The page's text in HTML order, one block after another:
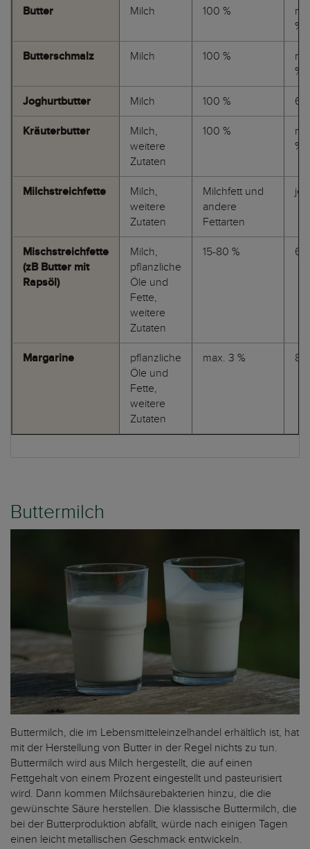
Butter Milch 100 %
%
Butterschmalz Milch 100 %
%
Joghurtbutter Milch 100 %
Kräuterbutter
Milch,
weitere
Zutaten
100 %
%
Milchstreichfette
Milch,
weitere
Zutaten
Milchfett und
andere
Fettarten
je
Mischstreichfette
(zB Butter mit
Rapsöl)
Milch,
pflanzliche
Öle und
Fette,
weitere
Zutaten
15-80 %
Margarine
pflanzliche
Öle und
Fette,
weitere
Zutaten
max. 3 %
Buttermilch
Buttermilch, die im Lebensmitteleinzelhandel erhältlich ist, hat
mit der Herstellung von Butter in der Regel nichts zu tun.
Buttermilch wird aus Milch hergestellt, die auf einen
Fettgehalt von einem Prozent eingestellt und pasteurisiert
wird. Dann kommen Milchsäurebakterien hinzu, die die
gewünschte Säure herstellen. Die klassische Buttermilch, die
bei der Butterproduktion abfällt, würde nach einigen Tagen
einen leicht metallischen Geschmack entwickeln.